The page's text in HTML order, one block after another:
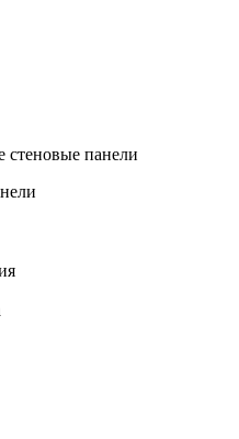
стеновые панели